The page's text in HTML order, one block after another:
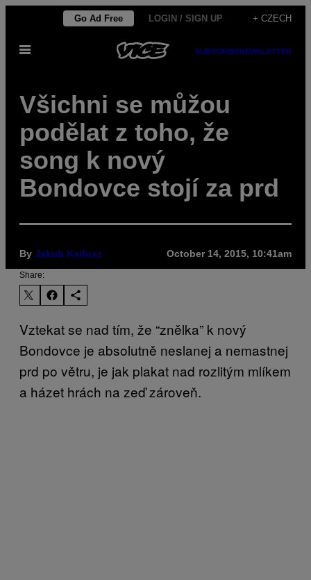
content
Go Ad Free LOGIN / SIGN UP + CZECH
Open
SUBSCRIBENEWSLETTER
Všichni se můžou
podělat z toho, že
song k nový
Bondovce stojí za prd
By Jakub Kaifosz October 14, 2015, 10:41am
Share:
Vztekat se nad tím, že “znělka” k nový
Bondovce je absolutně neslanej a nemastnej
prd po větru, je jak plakat nad rozlitým mlíkem
a házet hrách na zeď zároveň.